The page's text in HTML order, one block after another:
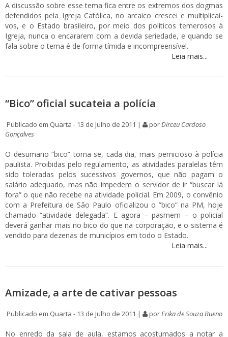
A discussão sobre esse tema fica entre os extremos dos dogmas
defendidos pela Igreja Católica, no arcaico crescei e multiplicai-
vos, e o Estado brasileiro, por meio dos políticos temerosos à
Igreja, nunca o encararem com a devida seriedade, e quando se
fala sobre o tema é de forma tímida e incompreensível.
Leia mais...
“Bico” oficial sucateia a polícia
Publicado em Quarta - 13 de Julho de 2011 | porDirceu Cardoso
Gonçalves
O desumano “bico” torna-se, cada dia, mais pernicioso à polícia
paulista. Proibidas pelo regulamento, as atividades paralelas têm
sido toleradas pelos sucessivos governos, que não pagam o
salário adequado, mas não impedem o servidor de ir “buscar lá
fora” o que não recebe na atividade policial. Em 2009, o convênio
com a Prefeitura de São Paulo oficializou o ”bico” na PM, hoje
chamado “atividade delegada”. E agora – pasmem – o policial
deverá ganhar mais no bico do que na corporação, e o sistema é
vendido para dezenas de municípios em todo o Estado.
Leia mais...
Amizade, a arte de cativar pessoas
Publicado em Quarta - 13 de Julho de 2011 | porErika de Souza Bueno
No enredo da sala de aula, estamos acostumados a notar a